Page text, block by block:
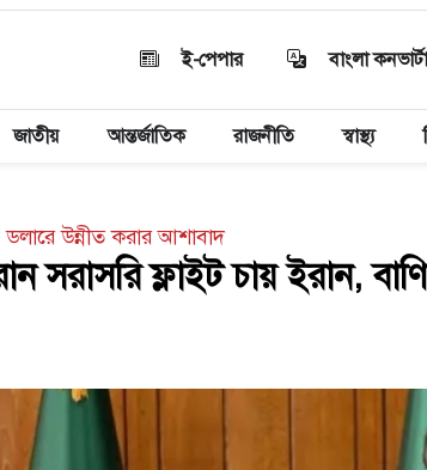
ই-পেপার বাংলা
জাতীয় আন্তর্জাতিক রাজনীতি স্বাস্থ্য
ডলারে উন্নীত করার আশাবাদ
সরাসরি ফ্লাইট চায় ইরান,